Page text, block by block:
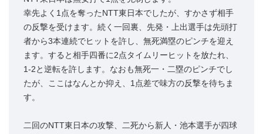
幸先よく1点を奪ったNTT東日本でしたが、すかさず相手
の反撃を受けます。続く一回裏、先発・上出選手は先頭打
者から3本連続でヒットを許し、無死満塁のピンチを迎え
ます。すると相手四番に2点タイムリーヒットを放たれ、
1-2と逆転を許します。なおも無死一・二塁のピンチでし
たが、ここはなんとか抑え、1点差で味方の反撃を待ちま
す。
二回のNTT東日本の攻撃、二死から新人・池本選手が四球